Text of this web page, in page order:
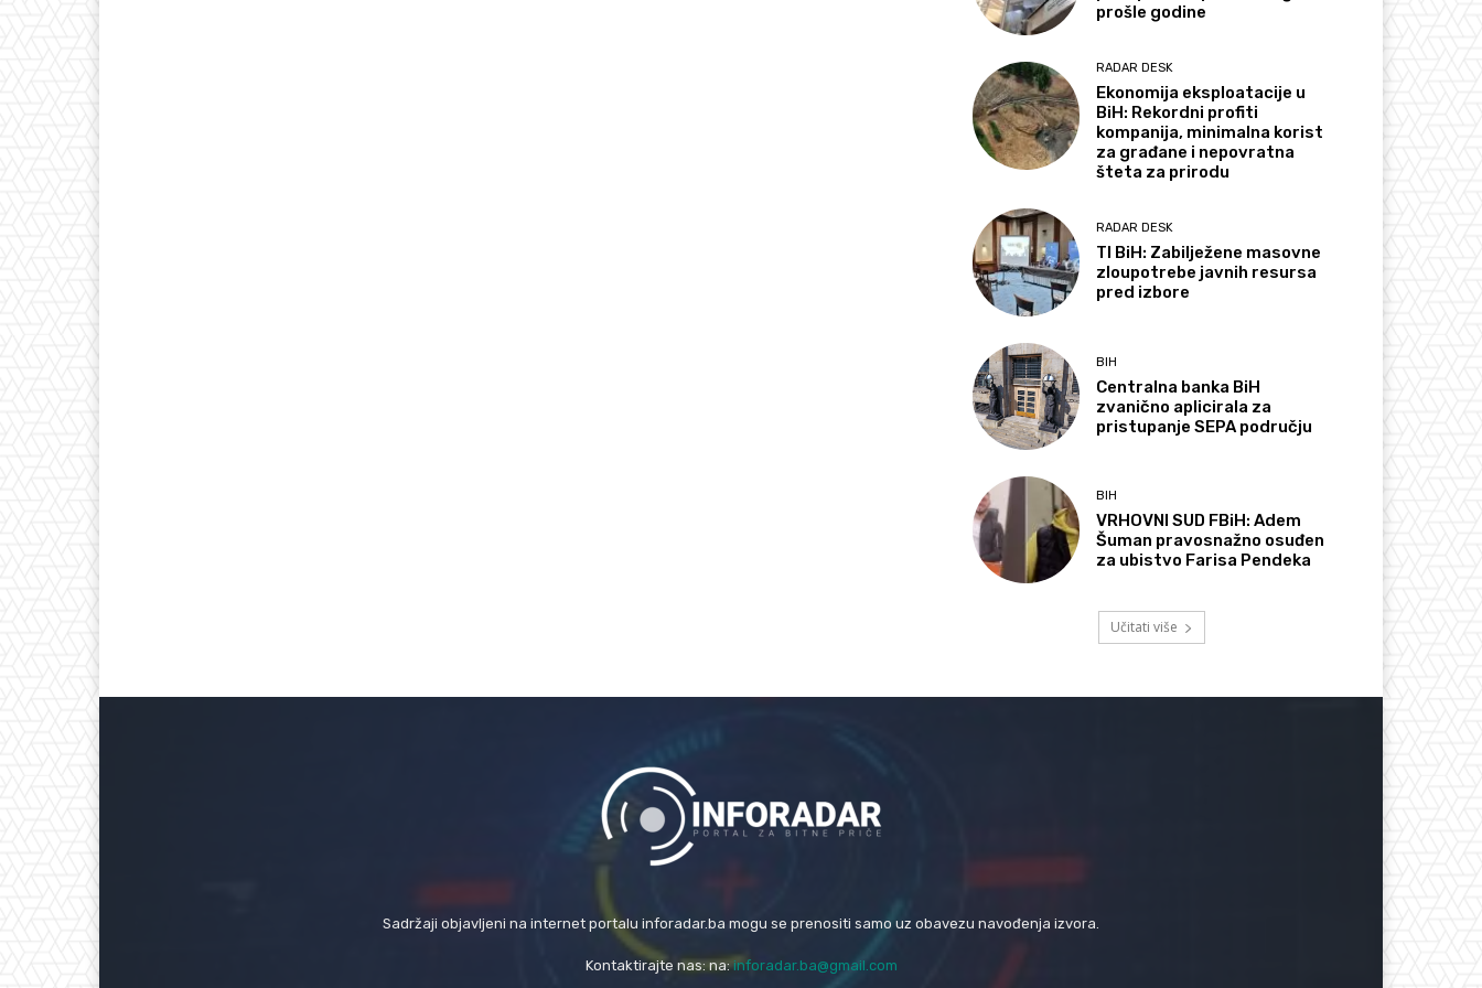
prošle godine
RADAR DESK
Ekonomija eksploatacije u
BiH: Rekordni profiti
kompanija, minimalna korist
za građane i nepovratna
šteta za prirodu
RADAR DESK
TI BiH: Zabilježene masovne
zloupotrebe javnih resursa
pred izbore
BIH
Centralna banka BiH
zvanično aplicirala za
pristupanje SEPA području
BIH
VRHOVNI SUD FBiH: Adem
Šuman pravosnažno osuđen
za ubistvo Farisa Pendeka
Učitati više
Sadržaji objavljeni na internet portalu inforadar.ba mogu se prenositi samo uz obavezu navođenja izvora.
Kontaktirajte nas: na:inforadar.ba@gmail.com